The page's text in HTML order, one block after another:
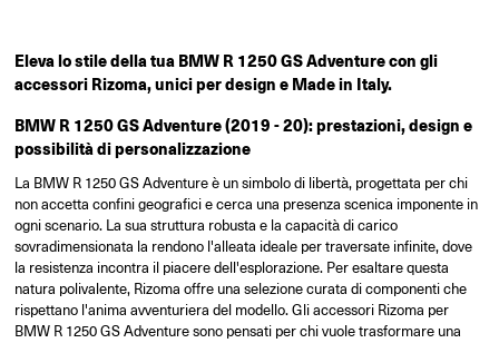
Eleva lo stile della tua BMW R 1250 GS Adventure con gli
accessori Rizoma, unici per design e Made in Italy.
BMW R 1250 GS Adventure (2019 - 20): prestazioni, design e
possibilità di personalizzazione
La BMW R 1250 GS Adventure è un simbolo di libertà, progettata per chi
non accetta confini geografici e cerca una presenza scenica imponente in
ogni scenario. La sua struttura robusta e la capacità di carico
sovradimensionata la rendono l'alleata ideale per traversate infinite, dove
la resistenza incontra il piacere dell'esplorazione. Per esaltare questa
natura polivalente, Rizoma offre una selezione curata di componenti che
rispettano l'anima avventuriera del modello. Gli accessori Rizoma per
BMW R 1250 GS Adventure sono pensati per chi vuole trasformare una